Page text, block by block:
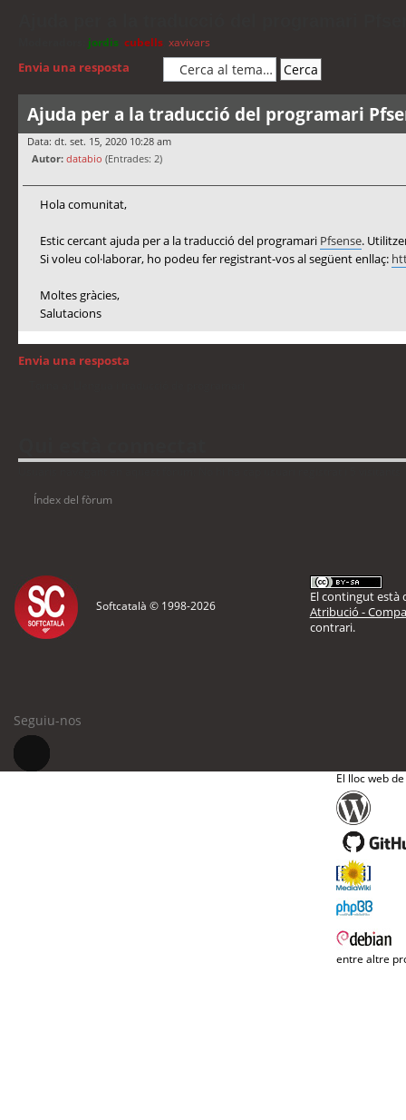
jordis cubells xavivars
Envia una resposta
Ajuda per a la traducció del programari
Data: dt. set. 15, 2020 10:28 am
Autor: databio (Entrades: 2)
Hola comunitat,
Estic cercant ajuda per a la traducció del programari Pfsense.
Si voleu col·laborar, ho podeu fer registrant-vos al següent enllaç:
Moltes gràcies,
Salutacions
Envia una resposta
Índex del fòrum
Softcatalà © 1998-2026
El contingut està
Atribució -
contrari.
Seguiu-nos
El lloc web
entre altre